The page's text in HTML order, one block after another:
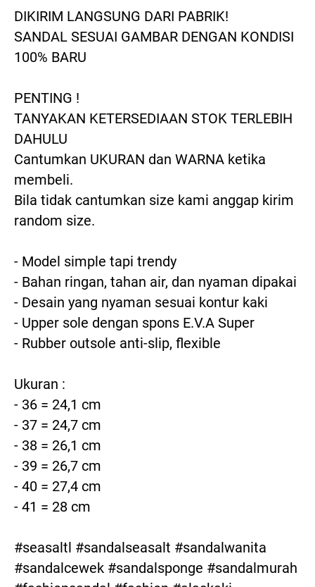
DIKIRIM LANGSUNG DARI PABRIK!
SANDAL SESUAI GAMBAR DENGAN KONDISI
100% BARU
PENTING !
TANYAKAN KETERSEDIAAN STOK TERLEBIH
DAHULU
Cantumkan UKURAN dan WARNA ketika
membeli.
Bila tidak cantumkan size kami anggap kirim
random size.
- Model simple tapi trendy
- Bahan ringan, tahan air, dan nyaman dipakai
- Desain yang nyaman sesuai kontur kaki
- Upper sole dengan spons E.V.A Super
- Rubber outsole anti-slip, flexible
Ukuran :
- 36 = 24,1 cm
- 37 = 24,7 cm
- 38 = 26,1 cm
- 39 = 26,7 cm
- 40 = 27,4 cm
- 41 = 28 cm
#seasaltl #sandalseasalt #sandalwanita
#sandalcewek #sandalsponge #sandalmurah